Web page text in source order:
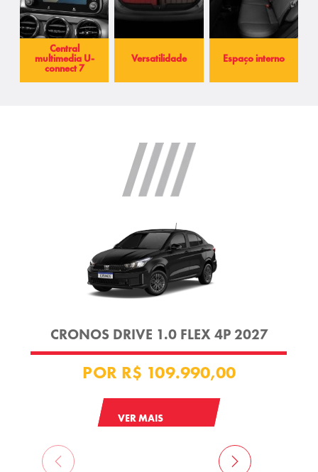
Central
multimedia U-
connect 7
Versatilidade Espaço interno
CRONOS DRIVE 1.0 FLEX 4P 2027
POR R$ 109.990,00
VER MAIS